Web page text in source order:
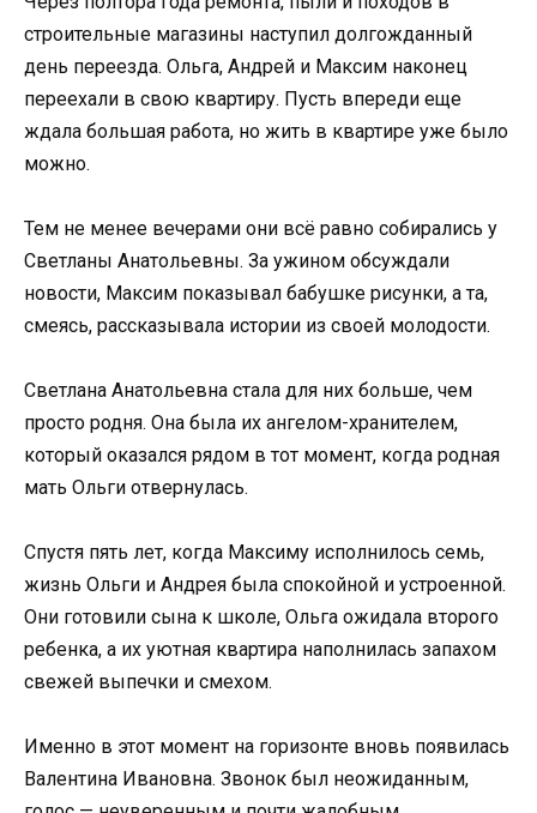
строительные магазины наступил долгожданный
день переезда. Ольга, Андрей и Максим наконец
переехали в свою квартиру. Пусть впереди еще
ждала большая работа, но жить в квартире уже было
можно.
Тем не менее вечерами они всё равно собирались у
Светланы Анатольевны. За ужином обсуждали
новости, Максим показывал бабушке рисунки, а та,
смеясь, рассказывала истории из своей молодости.
Светлана Анатольевна стала для них больше, чем
просто родня. Она была их ангелом-хранителем,
который оказался рядом в тот момент, когда родная
мать Ольги отвернулась.
Спустя пять лет, когда Максиму исполнилось семь,
жизнь Ольги и Андрея была спокойной и устроенной.
Они готовили сына к школе, Ольга ожидала второго
ребенка, а их уютная квартира наполнилась запахом
свежей выпечки и смехом.
Именно в этот момент на горизонте вновь появилась
Валентина Ивановна. Звонок был неожиданным,